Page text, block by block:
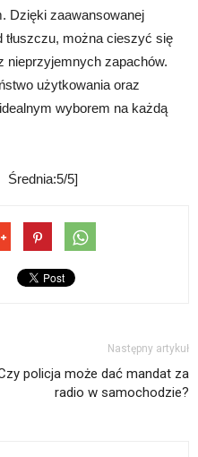
Dzięki zaawansowanej
tłuszczu, można cieszyć się
nieprzyjemnych zapachów.
użytkowania oraz
wyborem na każdą
Średnia:5/5]
Następny artykuł
policja może dać mandat za
radio w samochodzie?